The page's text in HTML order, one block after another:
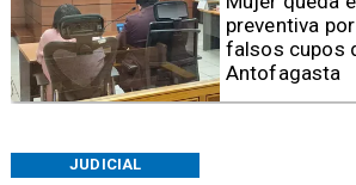
JUDICIAL
Video |
sistema